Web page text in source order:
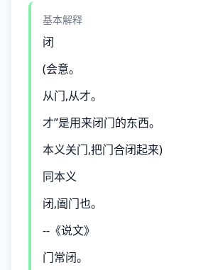
基本解释
闭
(会意。
从门,从才。
才”是用来闭门的东西。
本义关门,把门合闭起来)
同本义
闭,阖门也。
--《说文》
门常闭。